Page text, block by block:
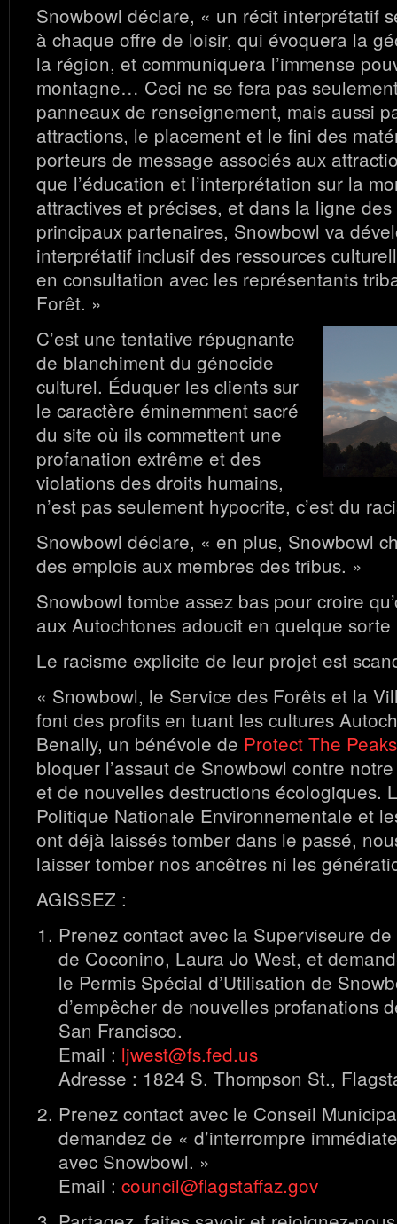
Snowbowl déclare, « un récit interprétatif
à chaque offre de loisir, qui évoquera la
la région, et communiquera l’immense
montagne… Ceci ne se fera pas
panneaux de renseignement, mais aussi
attractions, le placement et le fini des
porteurs de message associés aux
que l’éducation et l’interprétation sur la
attractives et précises, et dans la ligne
principaux partenaires, Snowbowl va
interprétatif inclusif des ressources
en consultation avec les représentants
Forêt. »
C’est une tentative répugnante
de blanchiment du génocide
culturel. Éduquer les clients sur
le caractère éminemment sacré
du site où ils commettent une
profanation extrême et des
violations des droits humains,
n’est pas seulement hypocrite, c’est du
Snowbowl déclare, « en plus, Snowbowl
des emplois aux membres des tribus. »
Snowbowl tombe assez bas pour croire
aux Autochtones adoucit en quelque
Le racisme explicite de leur projet est
« Snowbowl, le Service des Forêts et la
font des profits en tuant les cultures
Benally, un bénévole de Protect The Peaks
bloquer l’assaut de Snowbowl contre
et de nouvelles destructions écologiques.
Politique Nationale Environnementale et
ont déjà laissés tomber dans le passé,
laisser tomber nos ancêtres ni les
AGISSEZ :
Prenez contact avec la Superviseure
de Coconino, Laura Jo West, et
le Permis Spécial d’Utilisation de
d’empêcher de nouvelles profanations
San Francisco.
Email : ljwest@fs.fed.us
Adresse : 1824 S. Thompson St.,
Prenez contact avec le Conseil
demandez de « d’interrompre
avec Snowbowl. »
Email : council@flagstaffaz.gov